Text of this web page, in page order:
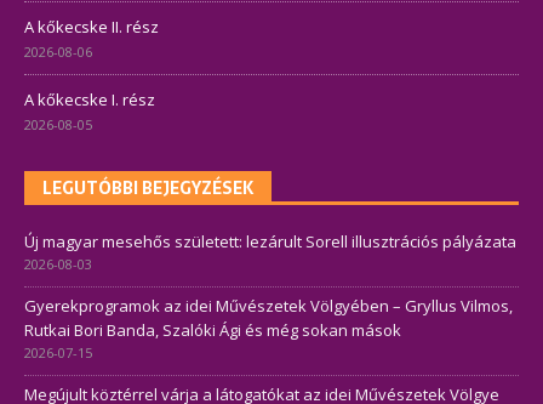
A kőkecske II. rész
2026-08-06
A kőkecske I. rész
2026-08-05
LEGUTÓBBI BEJEGYZÉSEK
Új magyar mesehős született: lezárult Sorell illusztrációs pályázata
2026-08-03
Gyerekprogramok az idei Művészetek Völgyében – Gryllus Vilmos,
Rutkai Bori Banda, Szalóki Ági és még sokan mások
2026-07-15
Megújult köztérrel várja a látogatókat az idei Művészetek Völgye